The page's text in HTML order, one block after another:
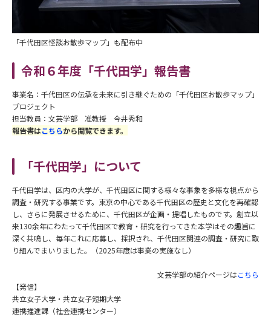
「千代田区怪談お散歩マップ」も配布中
令和６年度「千代田学」報告書
事業名：千代田区の伝承を未来に引き継ぐための「千代田区お散歩マップ」
プロジェクト
担当教員：文芸学部 准教授 今井秀和
報告書はこちらから閲覧できます。
「千代田学」について
千代田学は、区内の大学が、千代田区に関する様々な事象を多様な視点から
調査・研究する事業です。東京の中心である千代田区の歴史と文化を再確認
し、さらに発展させるために、千代田区が企画・提唱したものです。創立以
来130余年にわたって千代田区で教育・研究を行ってきた本学はその趣旨に
深く共鳴し、毎年これに応募し、採択され、千代田区関連の調査・研究に取
り組んでまいりました。（2025年度は事業の実施なし）
文芸学部の紹介ページはこちら
【発信】
共立女子大学・共立女子短期大学
連携推進課（社会連携センター）